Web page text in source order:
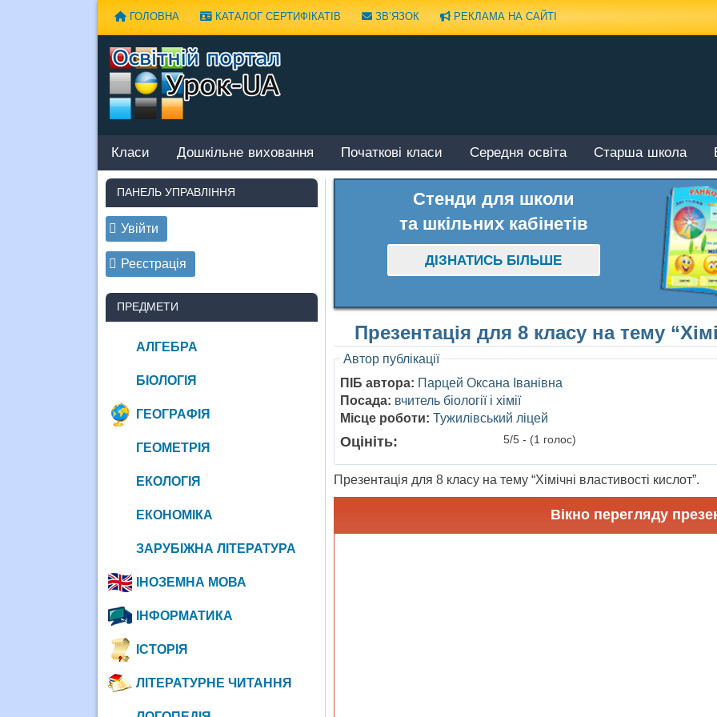
ГОЛОВНА КАТАЛОГ СЕРТИФІКАТІВ ЗВ’ЯЗОК РЕКЛАМА НА САЙТІ
Класи Дошкільне виховання Початкові класи Середня освіта Старша школа
Стенди для школи
та шкільних кабінетів
ДІЗНАТИСЬ БІЛЬШЕ
Презентація для 8 класу на тему
Автор публікації
ПІБ автора: Парцей Оксана Іванівна
Посада: вчитель біології і хімії
Місце роботи: Тужилівський ліцей
Оцініть: 5/5 - (1 голос)
Презентація для 8 класу на тему “Хімічні властивості кислот”.
Вікно перегляду
ПАНЕЛЬ УПРАВЛІННЯ
Увійти
Реєстрація
ПРЕДМЕТИ
АЛГЕБРА
БІОЛОГІЯ
ГЕОГРАФІЯ
ГЕОМЕТРІЯ
ЕКОЛОГІЯ
ЕКОНОМІКА
ЗАРУБІЖНА ЛІТЕРАТУРА
ІНОЗЕМНА МОВА
ІНФОРМАТИКА
ІСТОРІЯ
ЛІТЕРАТУРНЕ ЧИТАННЯ